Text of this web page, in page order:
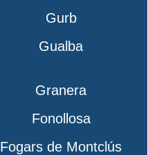
Gurb
Gualba
Granera
Fonollosa
Fogars de Montclús